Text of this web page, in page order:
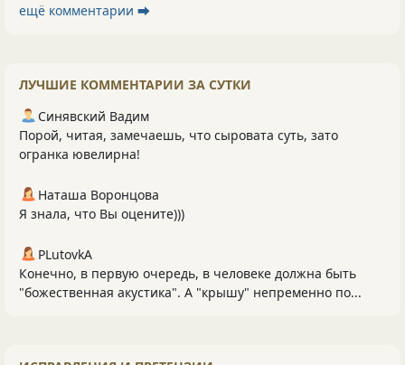
ещё комментарии ⮕
ЛУЧШИЕ КОММЕНТАРИИ ЗА СУТКИ
Синявский Вадим
Порой, читая, замечаешь, что сыровата суть, зато
огранка ювелирна!
Наташа Воронцова
Я знала, что Вы оцените)))
PLutоvkА
Конечно, в первую очередь, в человеке должна быть
"божественная акустика". А "крышу" непременно по...